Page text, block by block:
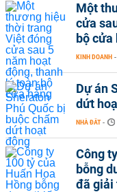
Một
cửa
bộ cửa
KINH DOANH -
Dự án
dứt
NHÀ ĐẤT -
Công
bỗng
đã giải